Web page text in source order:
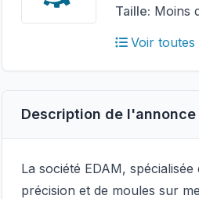
Taille: Moins
Voir toutes
Description de l'annonce
La société EDAM,
précision et de moules sur